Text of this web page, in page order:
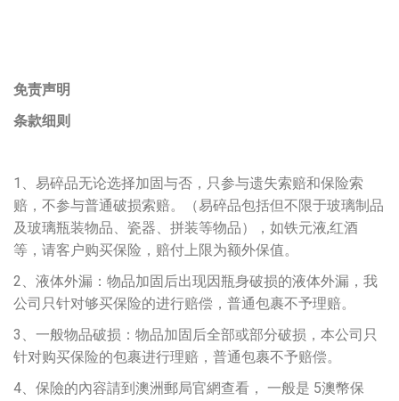
免责声明
条款细则
1、易碎品无论选择加固与否，只参与遗失索赔和保险索
赔，不参与普通破损索赔。（易碎品包括但不限于玻璃制品
及玻璃瓶装物品、瓷器、拼装等物品），如铁元液,红酒
等，请客户购买保险，赔付上限为额外保值。
2、液体外漏：物品加固后出现因瓶身破损的液体外漏，我
公司只针对够买保险的进行赔偿，普通包裹不予理赔。
3、一般物品破损：物品加固后全部或部分破损，本公司只
针对购买保险的包裹进行理赔，普通包裹不予赔偿。
4、保險的內容請到澳洲郵局官網查看， 一般是 5澳幣保